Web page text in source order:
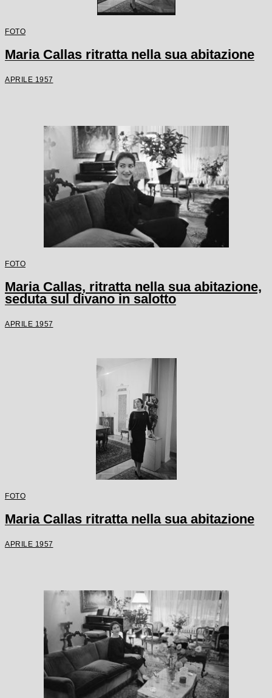
FOTO
Maria Callas ritratta nella sua abitazione
APRILE 1957
FOTO
Maria Callas, ritratta nella sua abitazione,
seduta sul divano in salotto
APRILE 1957
FOTO
Maria Callas ritratta nella sua abitazione
APRILE 1957